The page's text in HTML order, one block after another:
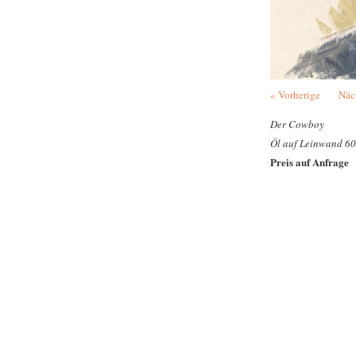
« Vorherige
Der Cowboy
Öl auf Leinwand
Preis auf Anfrage